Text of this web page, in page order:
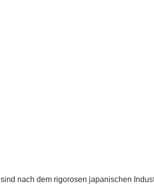
nach dem rigorosen japanischen